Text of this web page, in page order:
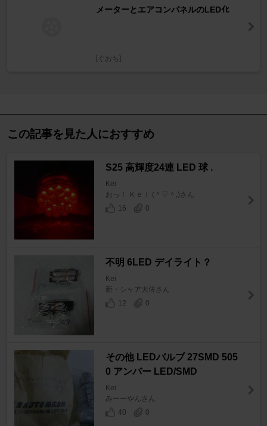
メーターとエアコンパネルのLEDｲﾋ
[ぐおち]
この記事を見た人におすすめ
S25 高輝度24連 LED 球 .
Kei
おっ！ Ｋｅｉ (＾▽＾;)さん
16
0
不明 6LED デイライト？
Kei
新・シャア大佐さん
12
0
その他 LEDバルブ 27SMD 505
0 アンバー LED/SMD
Kei
みーーやんさん
40
0